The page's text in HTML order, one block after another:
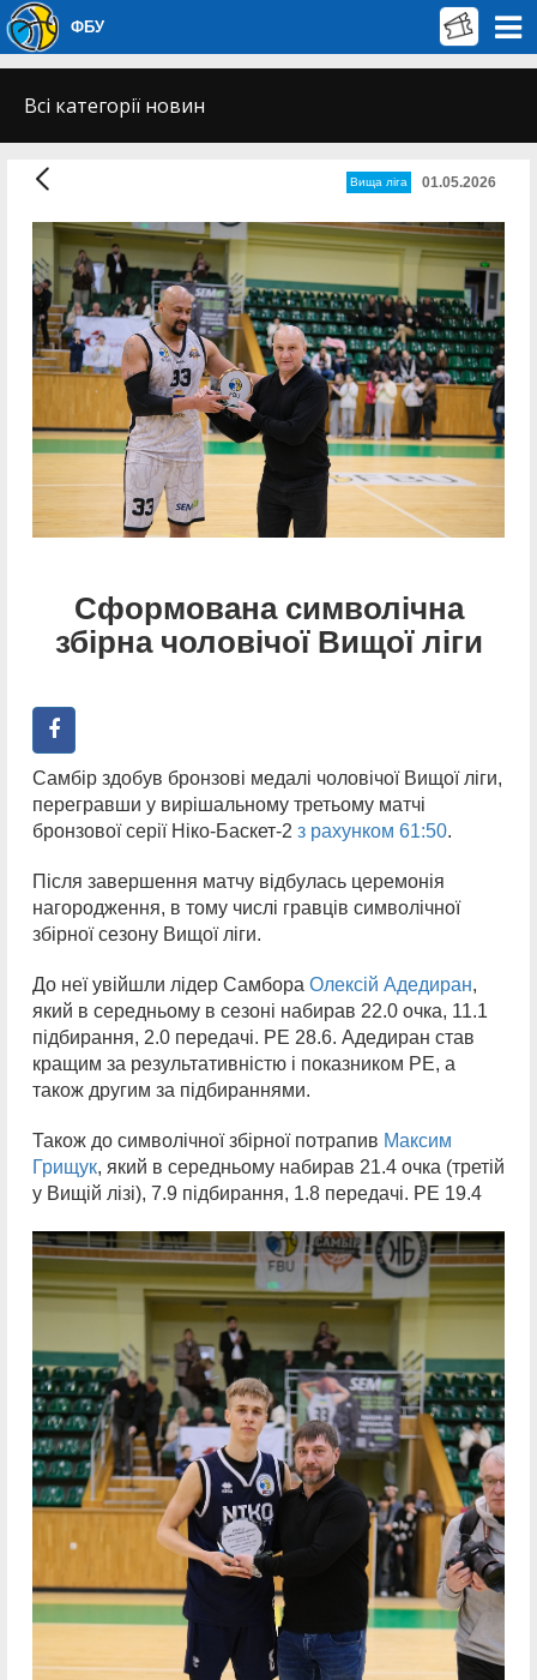
ФБУ
Всі категорії новин
Вища лiга 01.05.2026
Сформована символічна
збірна чоловічої Вищої ліги
Самбір здобув бронзові медалі чоловічої Вищої ліги,
перегравши у вирішальному третьому матчі
бронзової серії Ніко-Баскет-2 з рахунком 61:50.
Після завершення матчу відбулась церемонія
нагородження, в тому числі гравців символічної
збірної сезону Вищої ліги.
До неї увійшли лідер Самбора Олексій Адедиран,
який в середньому в сезоні набирав 22.0 очка, 11.1
підбирання, 2.0 передачі. РЕ 28.6. Адедиран став
кращим за результативністю і показником РЕ, а
також другим за підбираннями.
Також до символічної збірної потрапив Максим
Грищук, який в середньому набирав 21.4 очка (третій
у Вищій лізі), 7.9 підбирання, 1.8 передачі. РЕ 19.4